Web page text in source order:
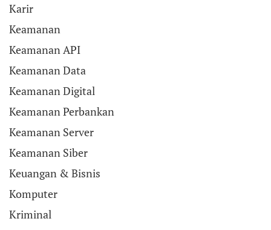
Karir
Keamanan
Keamanan API
Keamanan Data
Keamanan Digital
Keamanan Perbankan
Keamanan Server
Keamanan Siber
Keuangan & Bisnis
Komputer
Kriminal